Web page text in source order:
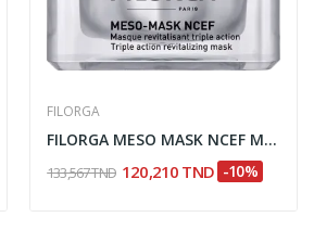
FILORGA
FILORGA MESO MASK NCEF MASQUE REVITALISANT...
133,567 TND 120,210 TND -10%